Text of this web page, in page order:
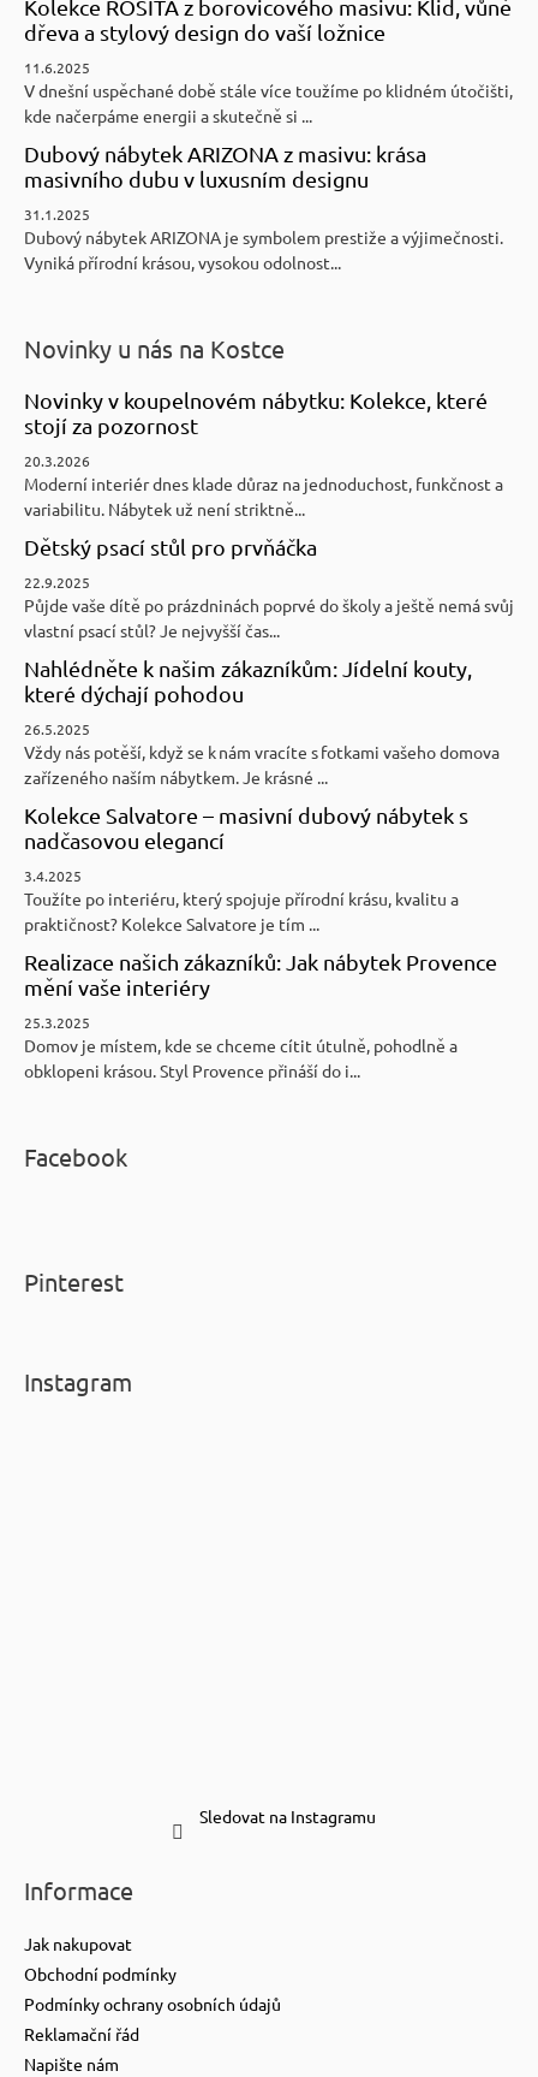
Kolekce ROSITA z borovicového masivu: Klid, vůně
dřeva a stylový design do vaší ložnice
11.6.2025
V dnešní uspěchané době stále více toužíme po klidném útočišti,
kde načerpáme energii a skutečně si ...
Dubový nábytek ARIZONA z masivu: krása
masivního dubu v luxusním designu
31.1.2025
Dubový nábytek ARIZONA je symbolem prestiže a výjimečnosti.
Vyniká přírodní krásou, vysokou odolnost...
Novinky u nás na Kostce
Novinky v koupelnovém nábytku: Kolekce, které
stojí za pozornost
20.3.2026
Moderní interiér dnes klade důraz na jednoduchost, funkčnost a
variabilitu. Nábytek už není striktně...
Dětský psací stůl pro prvňáčka
22.9.2025
Půjde vaše dítě po prázdninách poprvé do školy a ještě nemá svůj
vlastní psací stůl? Je nejvyšší čas...
Nahlédněte k našim zákazníkům: Jídelní kouty,
které dýchají pohodou
26.5.2025
Vždy nás potěší, když se k nám vracíte s fotkami vašeho domova
zařízeného naším nábytkem. Je krásné ...
Kolekce Salvatore – masivní dubový nábytek s
nadčasovou elegancí
3.4.2025
Toužíte po interiéru, který spojuje přírodní krásu, kvalitu a
praktičnost? Kolekce Salvatore je tím ...
Realizace našich zákazníků: Jak nábytek Provence
mění vaše interiéry
25.3.2025
Domov je místem, kde se chceme cítit útulně, pohodlně a
obklopeni krásou. Styl Provence přináší do i...
Facebook
Pinterest
Instagram
Sledovat na Instagramu
Informace
Jak nakupovat
Obchodní podmínky
Podmínky ochrany osobních údajů
Reklamační řád
Napište nám